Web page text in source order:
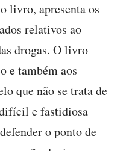
livro, apresenta os
relativos ao
drogas. O livro
e também aos
que não se trata de
e fastidiosa
o ponto de